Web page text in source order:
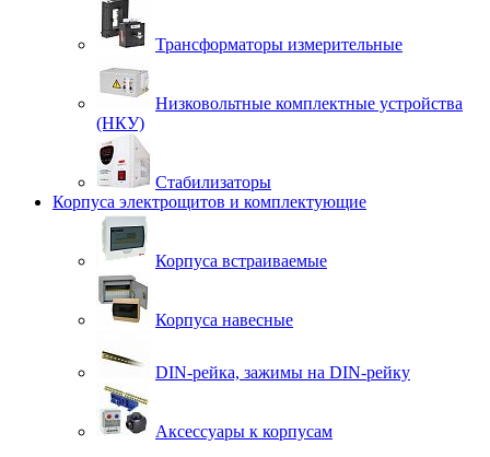
Трансформаторы измерительные
Низковольтные комплектные устройства
(НКУ)
Стабилизаторы
Корпуса электрощитов и комплектующие
Корпуса встраиваемые
Корпуса навесные
DIN-рейка, зажимы на DIN-рейку
Аксессуары к корпусам